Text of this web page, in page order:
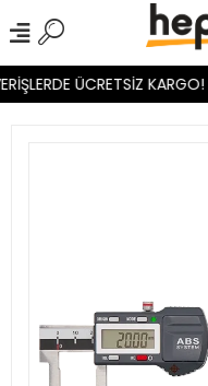
ÜCRETSİZ KARGO!